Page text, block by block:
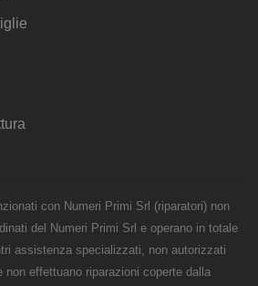
con Numeri Primi Srl (riparatori) non
del Numeri Primi Srl e operano in totale
assistenza specializzati, non autorizzati
effettuano riparazioni coperte dalla